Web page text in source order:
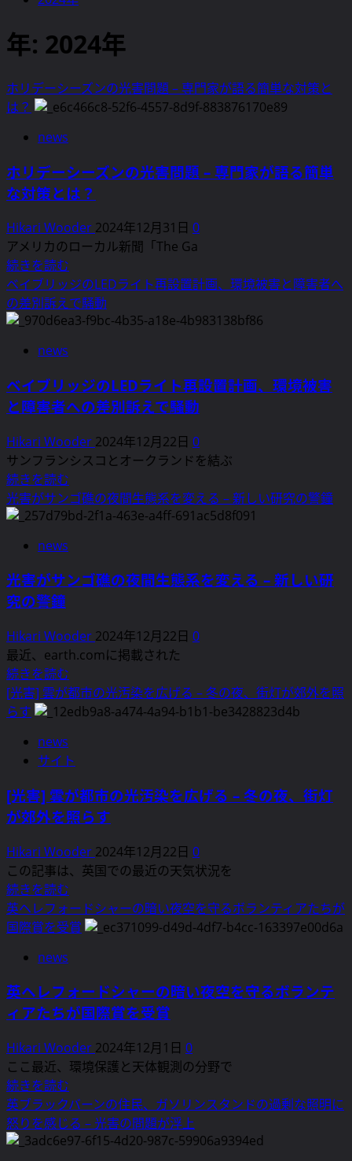
年: 2024年
ホリデーシーズンの光害問題 – 専門家が語る簡単な対策と
は？
news
ホリデーシーズンの光害問題 – 専門家が語る簡単
な対策とは？
Hikari Wooder 2024年12月31日 0
アメリカのローカル新聞「The Ga
続きを読む
リ
デ
ー
ン
の
光
害
題
–
が
簡
単
な
対
策
つ
い
て
さ
読
む
ベイブリッジのLEDライト再設置計画、環境被害と障害者へ
の差別訴えで騒動
news
ベイブリッジのLEDライト再設置計画、環境被害
と障害者への差別訴えで騒動
Hikari Wooder 2024年12月22日 0
サンフランシスコとオークランドを結ぶ
続きを読む
イ
ブ
ジ
の
ラ
イ
再
設
画、
境
被
と
障
害
者
へ
別
訴
え
で
騒
に
つ
い
光害がサンゴ礁の夜間生態系を変える – 新しい研究の警鐘
news
光害がサンゴ礁の夜間生態系を変える – 新しい研
究の警鐘
Hikari Wooder 2024年12月22日 0
最近、earth.comに掲載された
続きを読む
害
が
ゴ
礁
の
夜
間
生
態
系
を
変
–
新
い
研
究
の
警
鐘
[光害] 雲が都市の光汚染を広げる – 冬の夜、街灯が郊外を照
らす
news
サイト
[光害] 雲が都市の光汚染を広げる – 冬の夜、街灯
が郊外を照らす
Hikari Wooder 2024年12月22日 0
この記事は、英国での最近の天気状況を
続きを読む
害]
雲
の
光
汚
染
を
広
げ
る
–
英ヘレフォードシャーの暗い夜空を守るボランティアたちが
国際賞を受賞
news
英ヘレフォードシャーの暗い夜空を守るボランテ
ィアたちが国際賞を受賞
Hikari Wooder 2024年12月1日 0
ここ最近、環境保護と天体観測の分野で
続きを読む
ヘ
レ
フ
英ブラックバーンの住民、ガソリンスタンドの過剰な照明に
怒りを感じる – 光害の問題が浮上